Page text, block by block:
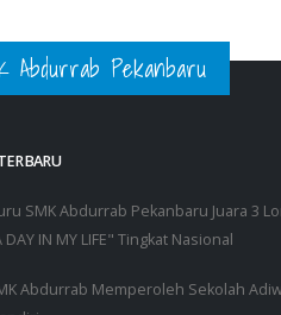
Abdurrab Pekanbaru
SMK Abdurrab Pekanbaru Juara 3
DAY IN MY LIFE" Tingkat Nasional
Abdurrab Memperoleh Sekolah